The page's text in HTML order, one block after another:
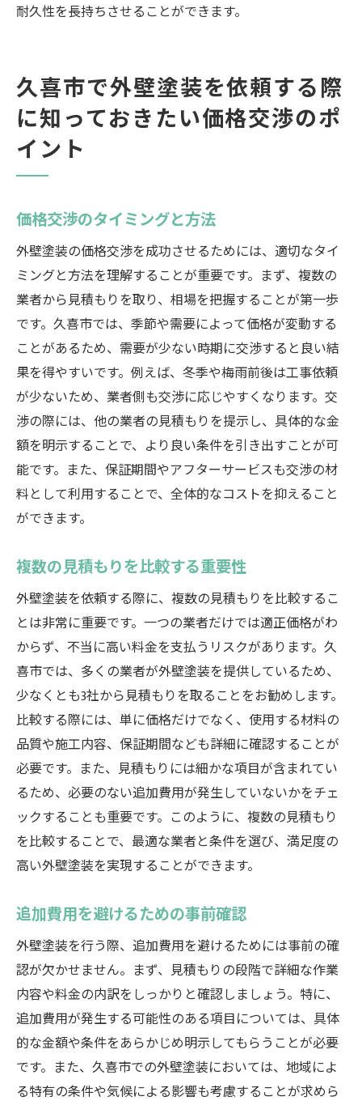
耐久性を長持ちさせることができます。
久喜市で外壁塗装を依頼する際
に知っておきたい価格交渉のポ
イント
価格交渉のタイミングと方法
外壁塗装の価格交渉を成功させるためには、適切なタイ
ミングと方法を理解することが重要です。まず、複数の
業者から見積もりを取り、相場を把握することが第一歩
です。久喜市では、季節や需要によって価格が変動する
ことがあるため、需要が少ない時期に交渉すると良い結
果を得やすいです。例えば、冬季や梅雨前後は工事依頼
が少ないため、業者側も交渉に応じやすくなります。交
渉の際には、他の業者の見積もりを提示し、具体的な金
額を明示することで、より良い条件を引き出すことが可
能です。また、保証期間やアフターサービスも交渉の材
料として利用することで、全体的なコストを抑えること
ができます。
複数の見積もりを比較する重要性
外壁塗装を依頼する際に、複数の見積もりを比較するこ
とは非常に重要です。一つの業者だけでは適正価格がわ
からず、不当に高い料金を支払うリスクがあります。久
喜市では、多くの業者が外壁塗装を提供しているため、
少なくとも3社から見積もりを取ることをお勧めします。
比較する際には、単に価格だけでなく、使用する材料の
品質や施工内容、保証期間なども詳細に確認することが
必要です。また、見積もりには細かな項目が含まれてい
るため、必要のない追加費用が発生していないかをチェ
ックすることも重要です。このように、複数の見積もり
を比較することで、最適な業者と条件を選び、満足度の
高い外壁塗装を実現することができます。
追加費用を避けるための事前確認
外壁塗装を行う際、追加費用を避けるためには事前の確
認が欠かせません。まず、見積もりの段階で詳細な作業
内容や料金の内訳をしっかりと確認しましょう。特に、
追加費用が発生する可能性のある項目については、具体
的な金額や条件をあらかじめ明示してもらうことが必要
です。また、久喜市での外壁塗装においては、地域によ
る特有の条件や気候による影響も考慮することが求めら